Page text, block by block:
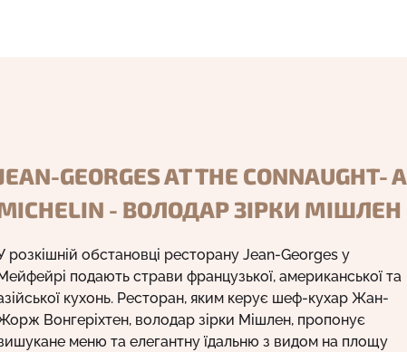
GEORGES AT THE CONNAUGHT- A
- ВОЛОДАР ЗІРКИ МІШЛЕН
розкішній обстановці ресторану Jean-Georges у
подають страви французької, американської та
кухонь. Ресторан, яким керує шеф-кухар Жан-
Вонгеріхтен, володар зірки Мішлен, пропонує
меню та елегантну їдальню з видом на площу